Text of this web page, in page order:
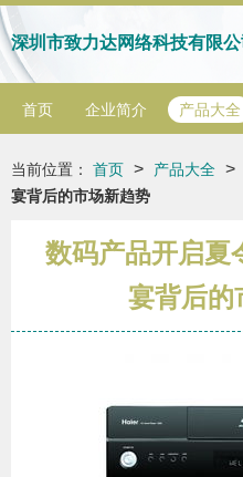
深圳市致力达网络科技有限公
首页 企业简介 产品大全
当前位置： 首页 > 产品大全 >
宴背后的市场新趋势
数码产品开启夏
宴背后的